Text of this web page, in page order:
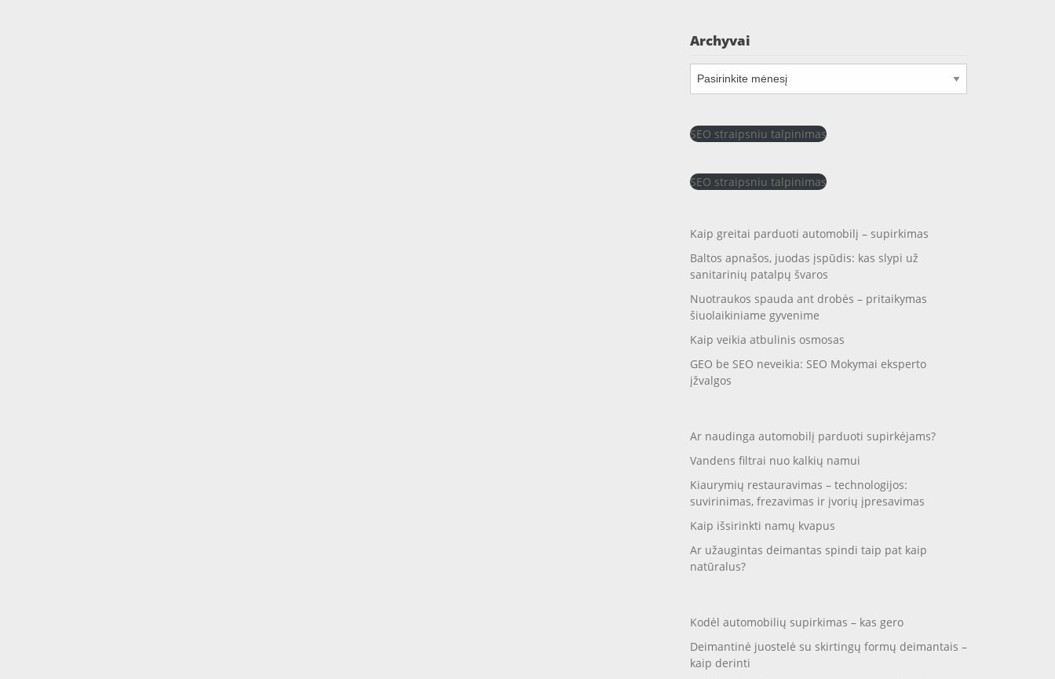
Archyvai
Archyvai
SEO straipsniu talpinimas
SEO straipsniu talpinimas
Kaip greitai parduoti automobilį – supirkimas
Baltos apnašos, juodas įspūdis: kas slypi už
sanitarinių patalpų švaros
Nuotraukos spauda ant drobės – pritaikymas
šiuolaikiniame gyvenime
Kaip veikia atbulinis osmosas
GEO be SEO neveikia: SEO Mokymai eksperto
įžvalgos
Ar naudinga automobilį parduoti supirkėjams?
Vandens filtrai nuo kalkių namui
Kiaurymių restauravimas – technologijos:
suvirinimas, frezavimas ir įvorių įpresavimas
Kaip išsirinkti namų kvapus
Ar užaugintas deimantas spindi taip pat kaip
natūralus?
Kodėl automobilių supirkimas – kas gero
Deimantinė juostelė su skirtingų formų deimantais –
kaip derinti